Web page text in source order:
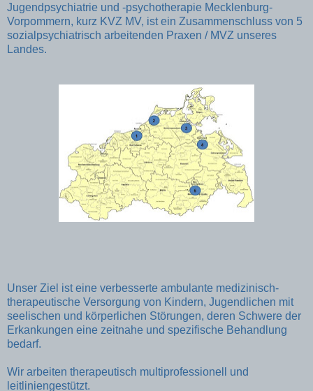
Jugendpsychiatrie und -psychotherapie Mecklenburg-
Vorpommern, kurz KVZ MV, ist ein Zusammenschluss von 5
sozialpsychiatrisch arbeitenden Praxen / MVZ unseres
Landes.
Unser Ziel ist eine verbesserte ambulante medizinisch-
therapeutische Versorgung von Kindern, Jugendlichen mit
seelischen und körperlichen Störungen, deren Schwere der
Erkankungen eine zeitnahe und spezifische Behandlung
bedarf.
Wir arbeiten therapeutisch multiprofessionell und
leitliniengestützt.